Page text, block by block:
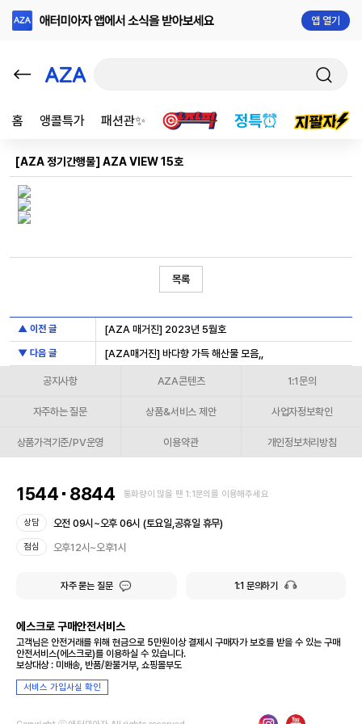
앱 열기
홈 앵콜특가 패션관✨
[AZA 정기간행물] AZA VIEW 15호
목록
▲ 이전 글 [AZA 매거진] 2023년 5월호
▼ 다음 글 [AZA매거진] 바다향 가득 해산물 모음,,
공지사항 AZA콘텐츠 1:1문의
자주하는 질문 상품&서비스 제안 사업자정보확인
상품가격기준/PV운영 이용약관 개인정보처리방침
1544 8844 통화량이 많을 땐 1:1문의를 이용해주세요
상담 오전 09시~오후 06시 (토요일,공휴일 휴무)
점심 오후12시~오후1시
자주 묻는 질문 1:1 문의하기
에스크로 구매안전서비스
고객님은 안전거래를 위해 현금으로 5만원이상 결제시 구매자가 보호를 받을 수 있는 구매
안전서비스(에스크로)를 이용하실 수 있습니다.
보상대상 : 미배송, 반품/환불거부, 쇼핑몰부도
서비스 가입사실 확인